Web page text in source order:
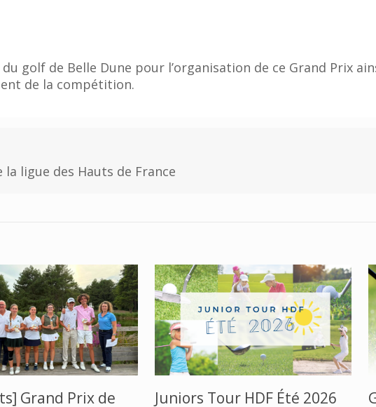
du golf de Belle Dune pour l’organisation de ce Grand Prix
de la compétition.
ligue des Hauts de France
Grand Prix de
Juniors Tour HDF Été 2026